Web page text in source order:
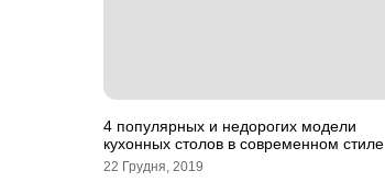
4 популярных и недорогих модели
кухонных столов в современном стиле
22 Грудня, 2019